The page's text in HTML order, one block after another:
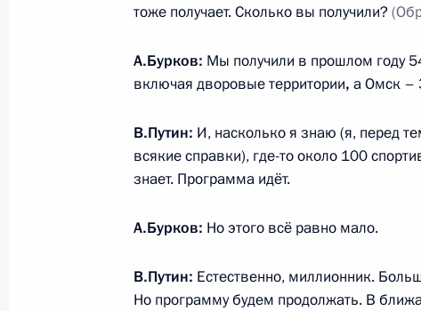
Травниковым
28 августа 2018 года, 09:00 Новосибирск
Международный форум «Технопром-
27 августа 2018 года, понедельник
тоже получает. Сколько вы получили?
А.Бурков: Мы получили в прошлом году
включая дворовые территории, а Омск –
В.Путин: И, насколько я знаю (я, перед
всякие справки), где-то около 100
знает. Программа идёт.
А.Бурков: Но этого всё равно мало.
В.Путин: Естественно, миллионник.
Но программу будем продолжать. В